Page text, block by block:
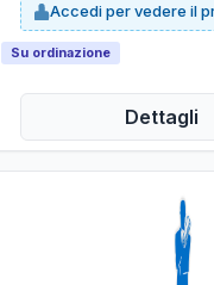
Accedi per vedere il
Su ordinazione
Dettagli